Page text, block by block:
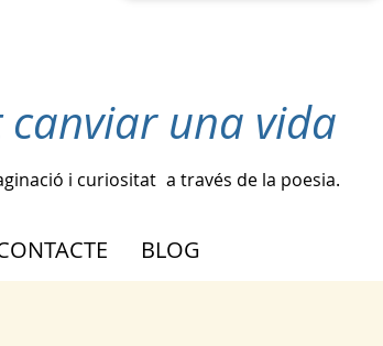
una vida
i curiositat a través de la poesia.
BLOG